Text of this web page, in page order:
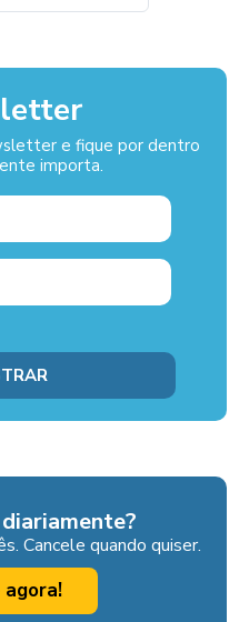
e fique por dentro
importa.
Cancele quando quiser.